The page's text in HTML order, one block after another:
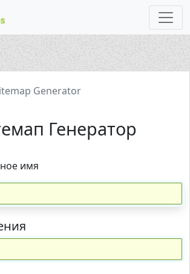
Generator
Генератор
имя